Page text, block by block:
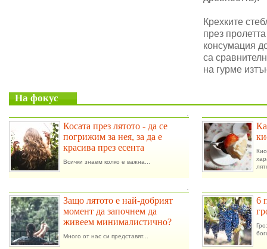
Крехките
през
консумация
са
на гурме
На фокус
Косата през лятото - да се
погрижим за нея, за да е
красива през есента
Всички знаем колко е важна...
Защо лятото е най-добрият
момент да започнем да
живеем минималистично?
Много от нас си представят...
6